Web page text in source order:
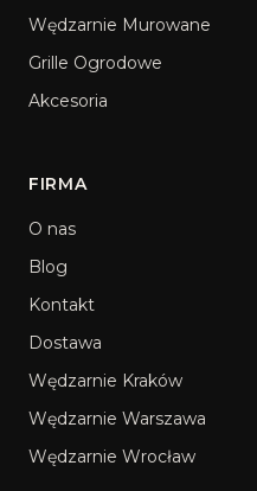
Wędzarnie Murowane
Grille Ogrodowe
Akcesoria
FIRMA
O nas
Blog
Kontakt
Dostawa
Wędzarnie Kraków
Wędzarnie Warszawa
Wędzarnie Wrocław